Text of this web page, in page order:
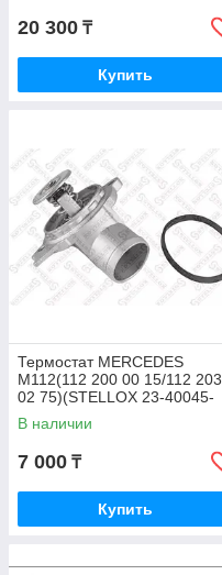
20 300 ₸
Купить
Термостат MERCEDES
M112(112 200 00 15/112 203
02 75)(STELLOX 23-40045-
SX)
В наличии
7 000 ₸
Купить